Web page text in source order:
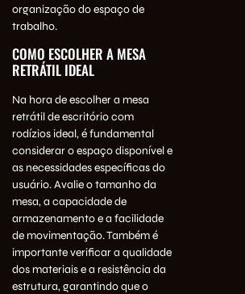
organização do espaço de
trabalho.
COMO ESCOLHER A MESA
RETRÁTIL IDEAL
Na hora de escolher a mesa
retrátil de escritório com
rodízios ideal, é fundamental
considerar o espaço disponível e
as necessidades específicas do
usuário. Avalie o tamanho da
mesa, a capacidade de
armazenamento e a facilidade
de movimentação. Também é
importante verificar a qualidade
dos materiais e a resistência da
estrutura, garantindo que o